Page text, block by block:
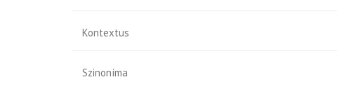
Kontextus
Szinoníma